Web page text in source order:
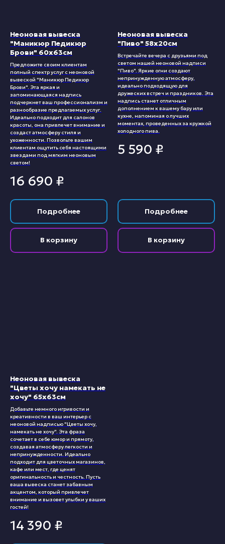
Неоновая вывеска
"Маникюр Педикюр
Брови" 60х63см
Предложите своим клиентам
полный спектр услуг с неоновой
вывеской "Маникюр Педикюр
Брови". Эта яркая и
запоминающаяся надпись
подчеркнет ваш профессионализм и
разнообразие предлагаемых услуг.
Идеально подходит для салонов
красоты, она привлечет внимание и
создаст атмосферу стиля и
ухоженности. Позвольте вашим
клиентам ощутить себя настоящими
звездами под мягким неоновым
светом!
16 690 ₽
Подробнее
В корзину
Неоновая вывеска
"Пиво" 58х20см
Встречайте вечера с друзьями под
светом нашей неоновой надписи
"Пиво". Яркие огни создают
непринужденную атмосферу,
идеально подходящую для
дружеских встреч и праздников. Эта
надпись станет отличным
дополнением к вашему бару или
кухне, напоминая о лучших
моментах, проведенных за кружкой
холодного пива.
5 590 ₽
Подробнее
В корзину
Неоновая вывеска
"Цветы хочу намекать не
хочу" 65х63см
Добавьте немного игривости и
креативности в ваш интерьер с
неоновой надписью "Цветы хочу,
намекать не хочу". Эта фраза
сочетает в себе юмор и прямоту,
создавая атмосферу легкости и
непринужденности. Идеально
подходит для цветочных магазинов,
кафе или мест, где ценят
оригинальность и честность. Пусть
ваша вывеска станет забавным
акцентом, который привлечет
внимание и вызовет улыбки у ваших
гостей!
14 390 ₽